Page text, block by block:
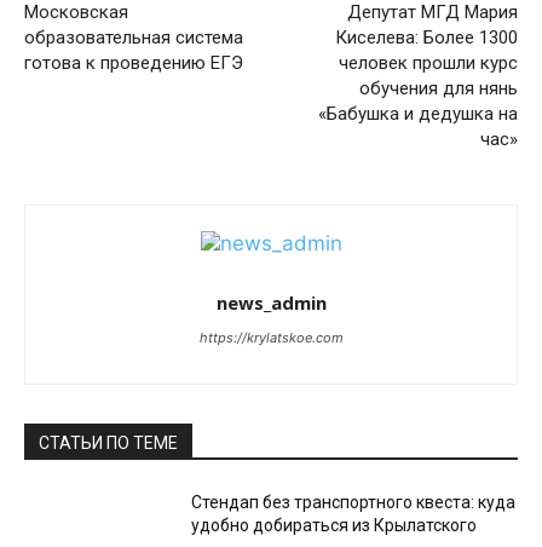
Московская
образовательная система
готова к проведению ЕГЭ
Депутат МГД Мария
Киселева: Более 1300
человек прошли курс
обучения для нянь
«Бабушка и дедушка на
час»
news_admin
https://krylatskoe.com
СТАТЬИ ПО ТЕМЕ
Стендап без транспортного квеста: куда
удобно добираться из Крылатского